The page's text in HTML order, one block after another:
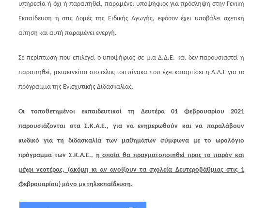
υπηρεσία ή όχι ή παραιτηθεί, παραμένει υποψήφιος για πρόσληψη στην Γενική
Εκπαίδευση ή στις Δομές της Ειδικής Αγωγής, εφόσον έχει υποβάλει σχετική
αίτηση και αυτή παραμένει ενεργή.
Σε περίπτωση που επιλεγεί ο υποψήφιος σε μια Δ.Δ.Ε. και δεν παρουσιαστεί ή
παραιτηθεί, μετακινείται στο τέλος του πίνακα που έχει καταρτίσει η Δ.Δ.Ε για το
πρόγραμμα της Ενισχυτικής Διδασκαλίας.
Οι τοποθετημένοι εκπαιδευτικοί τη Δευτέρα 01 Φεβρουαρίου 2021
παρουσιάζονται στα Σ.Κ.Α.Ε., για να ενημερωθούν και να παραλάβουν
κωδικό για τη διδασκαλία των μαθημάτων σύμφωνα με το ωρολόγιο
πρόγραμμα των Σ.Κ.Α.Ε., η οποία θα πραγματοποιηθεί προς το παρόν και
μέχρι νεοτέρας, (ακόμη κι αν ανοίξουν τα σχολεία Δευτεροβάθμιας στις 1
Φεβρουαρίου) μόνο με τηλεκπαίδευση.